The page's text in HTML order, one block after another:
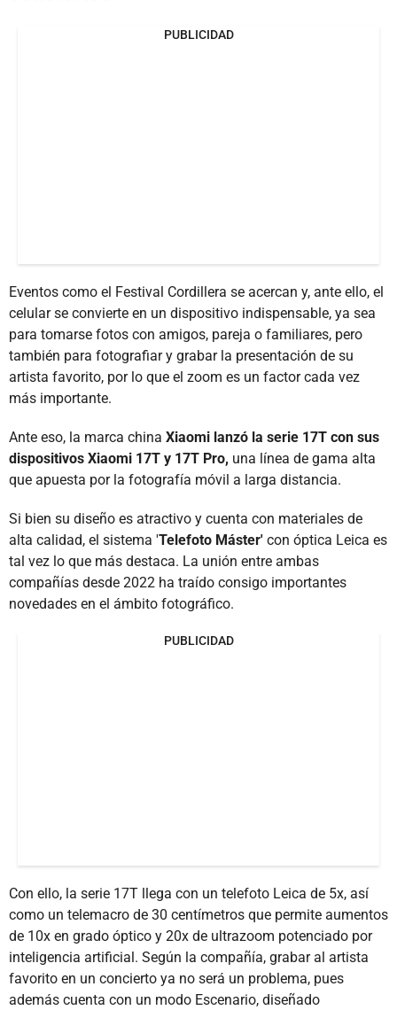
PUBLICIDAD
Eventos como el Festival Cordillera se acercan y, ante ello, el
celular se convierte en un dispositivo indispensable, ya sea
para tomarse fotos con amigos, pareja o familiares, pero
también para fotografiar y grabar la presentación de su
artista favorito, por lo que el zoom es un factor cada vez
más importante.
Ante eso, la marca china Xiaomi lanzó la serie 17T con sus
dispositivos Xiaomi 17T y 17T Pro, una línea de gama alta
que apuesta por la fotografía móvil a larga distancia.
Si bien su diseño es atractivo y cuenta con materiales de
alta calidad, el sistema 'Telefoto Máster' con óptica Leica es
tal vez lo que más destaca. La unión entre ambas
compañías desde 2022 ha traído consigo importantes
novedades en el ámbito fotográfico.
PUBLICIDAD
Con ello, la serie 17T llega con un telefoto Leica de 5x, así
como un telemacro de 30 centímetros que permite aumentos
de 10x en grado óptico y 20x de ultrazoom potenciado por
inteligencia artificial. Según la compañía, grabar al artista
favorito en un concierto ya no será un problema, pues
además cuenta con un modo Escenario, diseñado